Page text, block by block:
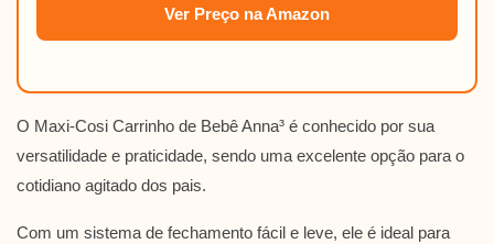
Ver Preço na Amazon
O Maxi-Cosi Carrinho de Bebê Anna³ é conhecido por sua
versatilidade e praticidade, sendo uma excelente opção para o
cotidiano agitado dos pais.
Com um sistema de fechamento fácil e leve, ele é ideal para